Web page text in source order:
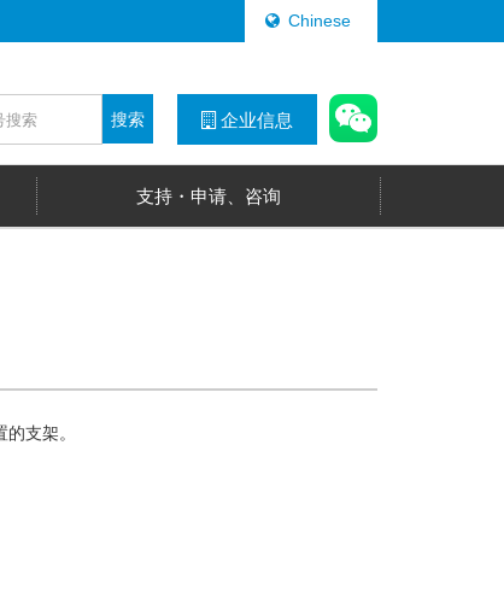
Chinese
企业信息
搜索
支持・申请、咨询
支架。